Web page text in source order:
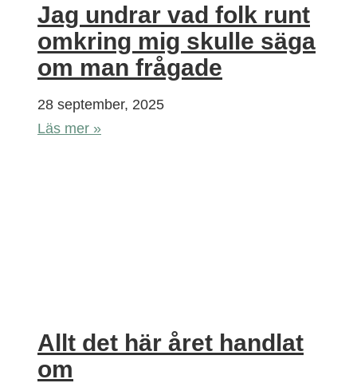
Jag undrar vad folk runt
omkring mig skulle säga
om man frågade
28 september, 2025
Läs mer »
Allt det här året handlat
om